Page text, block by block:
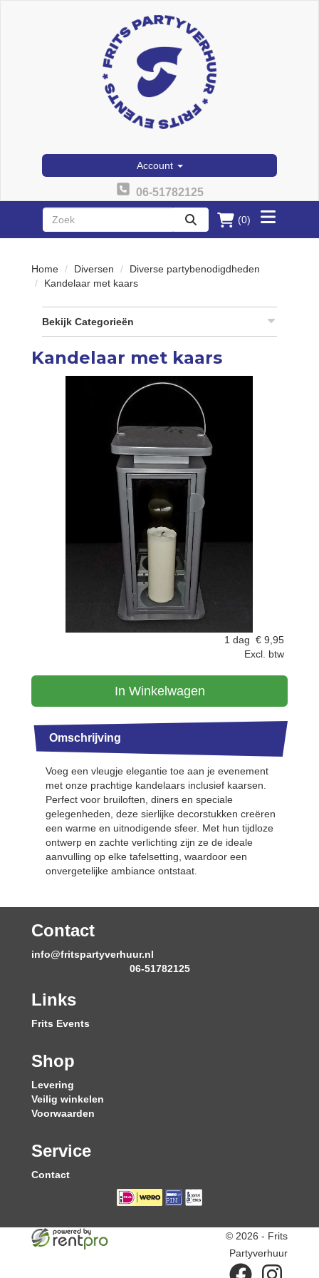
Account
06-51782125
zoeken
(0)
Toggle
menu
Home Diversen
Diverse partybenodigdheden
Kandelaar met kaars
Bekijk Categorieën
Kandelaar met kaars
1 dag € 9,95
Excl. btw
In Winkelwagen
Omschrijving
Voeg een vleugje elegantie toe aan je evenement
met onze prachtige kandelaars inclusief kaarsen.
Perfect voor bruiloften, diners en speciale
gelegenheden, deze sierlijke decorstukken creëren
een warme en uitnodigende sfeer. Met hun tijdloze
ontwerp en zachte verlichting zijn ze de ideale
aanvulling op elke tafelsetting, waardoor een
onvergetelijke ambiance ontstaat.
Contact
info@fritspartyverhuur.nl
06-51782125
Links
Frits Events
Shop
Levering
Veilig winkelen
Voorwaarden
Service
Contact
© 2026 - Frits
Partyverhuur
facebookinstagram